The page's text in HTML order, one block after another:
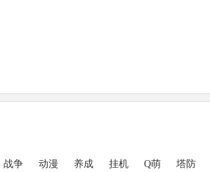
战争 动漫 养成 挂机 Q萌 塔防